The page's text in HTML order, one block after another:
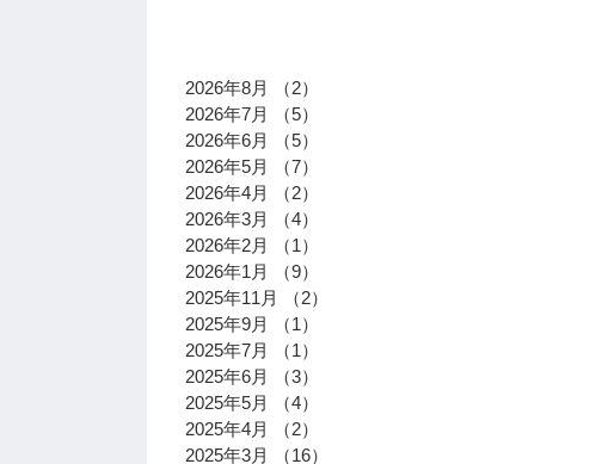
2026年8月
（2）
2026年7月
（5）
2026年6月
（5）
2026年5月
（7）
2026年4月
（2）
2026年3月
（4）
2026年2月
（1）
2026年1月
（9）
2025年11月
（2）
2025年9月
（1）
2025年7月
（1）
2025年6月
（3）
2025年5月
（4）
2025年4月
（2）
2025年3月
（16）